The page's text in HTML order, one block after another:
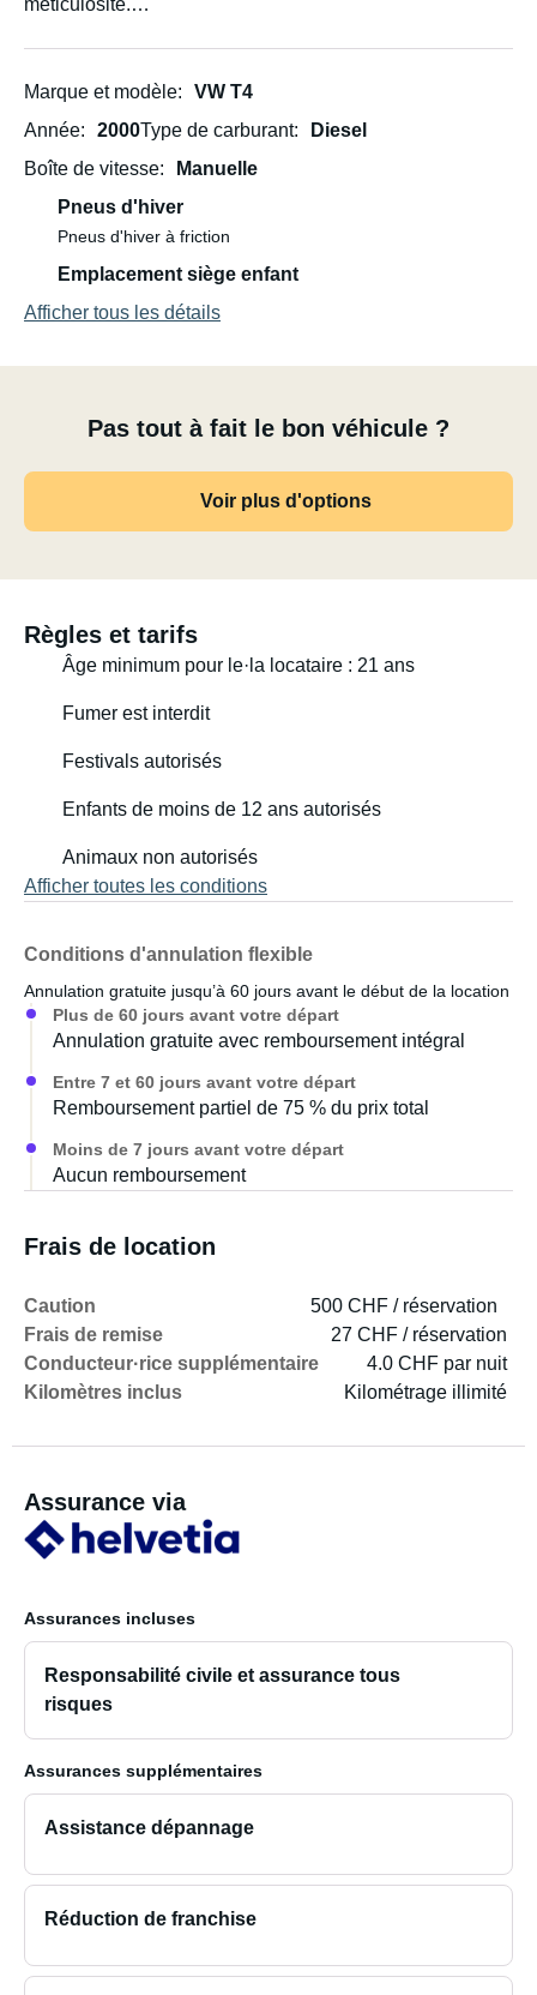
méticulosité.
et thermique. Il n'est pas immatriculé comme camping-
car : la cuisine et le système d'eau ne sont pas installés
flexibilité.
Peut-être Bernd sera-t-il le compagnon de votre
prochaine aventure ?
Marque et modèle
VW T4
Année
2000Type de carburant
Diesel
Boîte de vitesse
Manuelle
Pneus d'hiver
Pneus d'hiver à friction
Emplacement siège enfant
Afficher tous les détails
Pas tout à fait le bon véhicule ?
Voir plus d'options
Règles et tarifs
Âge minimum pour le·la locataire : 21 ans
Fumer est interdit
Festivals autorisés
Enfants de moins de 12 ans autorisés
Animaux non autorisés
Afficher toutes les conditions
Conditions d'annulation flexible
Annulation gratuite jusqu’à 60 jours avant le début de la location
Plus de 60 jours avant votre départ
Annulation gratuite avec remboursement intégral
Entre 7 et 60 jours avant votre départ
Remboursement partiel de 75 % du prix total
Moins de 7 jours avant votre départ
Aucun remboursement
Frais de location
Caution
500 CHF / réservation
Frais de remise
27 CHF / réservation
Conducteur·rice supplémentaire
4.0 CHF par nuit
Kilomètres inclus
Kilométrage illimité
Assurance via
Assurances incluses
Responsabilité civile et assurance tous
risques
Assurances supplémentaires
Assistance dépannage
Réduction de franchise